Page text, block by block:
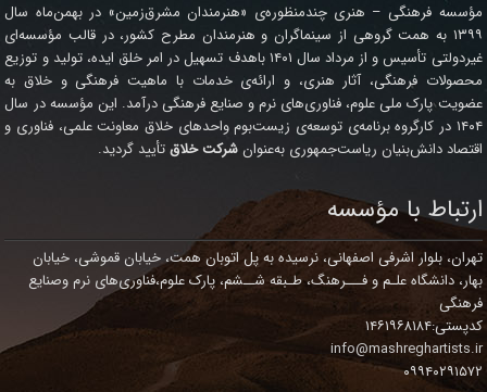
مؤسسه فرهنگی – هنری چندمنظوره‌ی «هنرمندان مشرق‌زمین» در بهمن‌ماه سال
۱۳۹۹ به همت گروهی از سینماگران و هنرمندان مطرح کشور، در قالب مؤسسه‌ای
غیردولتی تأسیس و از مرداد سال ۱۴۰۱ باهدف تسهیل در امر خلق ایده، تولید و توزیع
محصولات فرهنگی، آثار هنری، و ارائه‌ی خدمات با ماهیت فرهنگی و خلاق به
عضویت پارک ملی علوم، فناوری‌های نرم و صنایع فرهنگی درآمد. این مؤسسه در سال
۱۴۰۴ در کارگروه برنامه‌ی توسعه‌ی زیست‌بوم واحدهای خلاق معاونت علمی، فناوری و
اقتصاد دانش‌بنیان ریاست‌جمهوری به‌عنوانشرکت خلاقتأیید گردید.
ارتباط با مؤسسه
تهران، بلوار اشرفی اصفهانی، نرسیده به پل اتوبان همت، خیابان قموشی، خیابان
بهار، دانشگاه علـم و فـــرهنگ، طـبقه شــشم، پارک علوم،فناوری‌های نرم وصنایع
فرهنگی
کدپستی:۱۴۶۱۹۶۸۱۸۴
info@mashreghartists.ir
۰۹۹۴۰۲۹۱۵۷۲